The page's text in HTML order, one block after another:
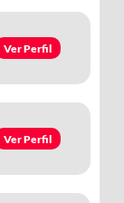
Ver Perfil
Ver Perfil